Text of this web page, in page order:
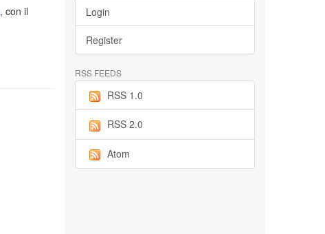
, con il
Login
Register
RSS FEEDS
RSS 1.0
RSS 2.0
Atom